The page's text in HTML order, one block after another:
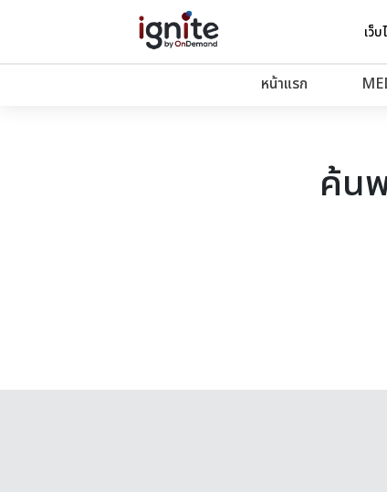
เว็
หน้าแรก
ค้น